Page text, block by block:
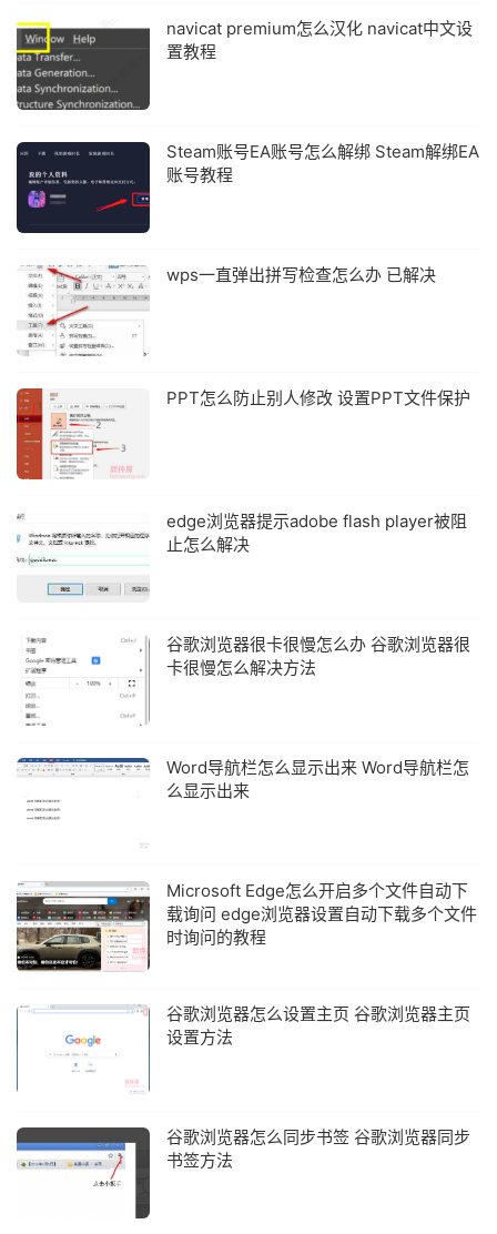
navicat premium怎么汉化 navicat中文设
置教程
Steam账号EA账号怎么解绑 Steam解绑EA
账号教程
wps一直弹出拼写检查怎么办 已解决
PPT怎么防止别人修改 设置PPT文件保护
edge浏览器提示adobe flash player被阻
止怎么解决
谷歌浏览器很卡很慢怎么办 谷歌浏览器很
卡很慢怎么解决方法
Word导航栏怎么显示出来 Word导航栏怎
么显示出来
Microsoft Edge怎么开启多个文件自动下
载询问 edge浏览器设置自动下载多个文件
时询问的教程
谷歌浏览器怎么设置主页 谷歌浏览器主页
设置方法
谷歌浏览器怎么同步书签 谷歌浏览器同步
书签方法